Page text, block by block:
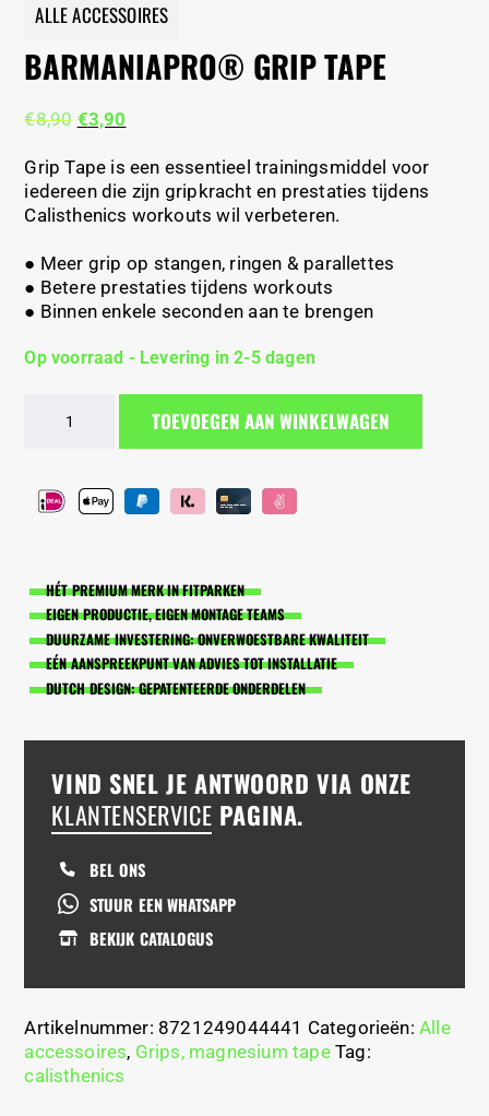
ALLE ACCESSOIRES
BARMANIAPRO® GRIP TAPE
€8,90 Oorspronkelijke
was:
€8,90.
€3,90
is:
€3,90.
Grip Tape is een essentieel trainingsmiddel voor
iedereen die zijn gripkracht en prestaties tijdens
Calisthenics workouts wil verbeteren.
● Meer grip op stangen, ringen & parallettes
● Betere prestaties tijdens workouts
● Binnen enkele seconden aan te brengen
Op voorraad - Levering in 2-5 dagen
TOEVOEGEN AAN WINKELWAGEN
HÉT PREMIUM MERK IN FITPARKEN
EIGEN PRODUCTIE, EIGEN MONTAGE TEAMS
DUURZAME INVESTERING: ONVERWOESTBARE KWALITEIT
EÉN AANSPREEKPUNT VAN ADVIES TOT INSTALLATIE
DUTCH DESIGN: GEPATENTEERDE ONDERDELEN
VIND SNEL JE ANTWOORD VIA ONZE
KLANTENSERVICE PAGINA.
BEL ONS
STUUR EEN WHATSAPP
BEKIJK CATALOGUS
Artikelnummer: 8721249044441 Categorieën:Alle
accessoires, Grips, magnesium tape Tag:
calisthenics